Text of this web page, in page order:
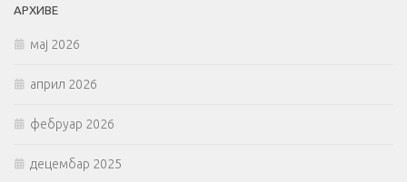
АРХИВЕ
мај 2026
април 2026
фебруар 2026
децембар 2025